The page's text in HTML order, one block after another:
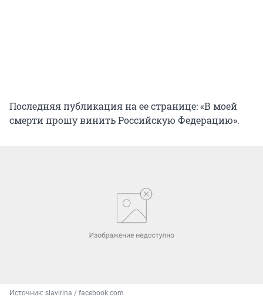
Последняя публикация на ее странице: «В моей
смерти прошу винить Российскую Федерацию».
Источник: slavirina / facebook.com